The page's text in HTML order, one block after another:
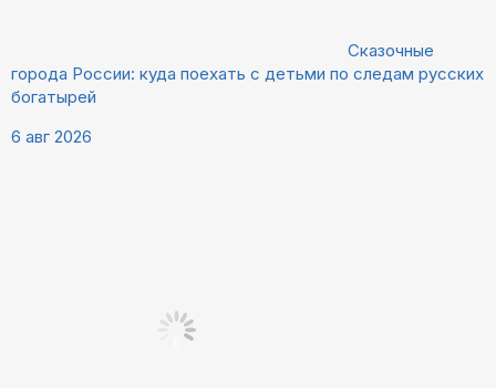
Сказочные
города России: куда поехать с детьми по следам русских
богатырей
6 авг 2026